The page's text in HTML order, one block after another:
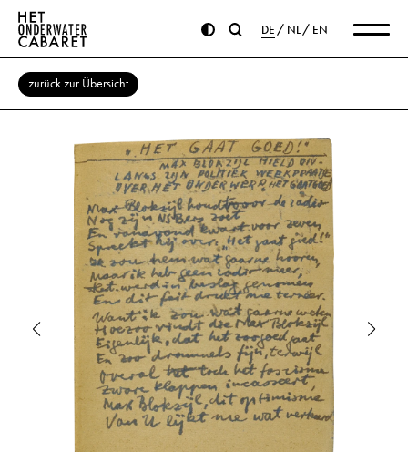
DE NL EN
zurück zur Übersicht